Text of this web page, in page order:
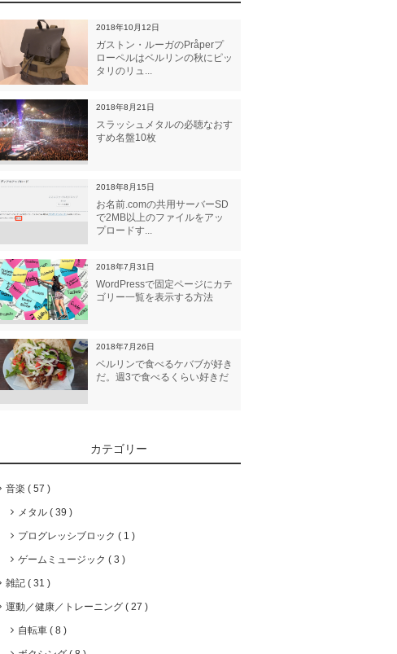
2018年10月12日
ガストン・ルーガのPråperプ
ローペルはベルリンの秋にピッ
タリのリュ...
2018年8月21日
スラッシュメタルの必聴なおす
すめ名盤10枚
2018年8月15日
お名前.comの共用サーバーSD
で2MB以上のファイルをアッ
プロードす...
2018年7月31日
WordPressで固定ページにカテ
ゴリー一覧を表示する方法
2018年7月26日
ベルリンで食べるケバブが好き
だ。週3で食べるくらい好きだ
カテゴリー
音楽 57
メタル 39
プログレッシブロック 1
ゲームミュージック 3
雑記 31
運動／健康／トレーニング 27
自転車 8